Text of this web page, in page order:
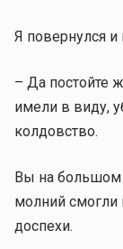
Я повернулся
– Да постойте
имели в виду,
колдовство.
Вы на большом
молний смогли
доспехи.